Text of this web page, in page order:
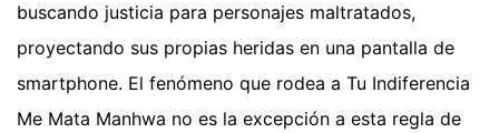
buscando justicia para personajes maltratados,
proyectando sus propias heridas en una pantalla de
smartphone. El fenómeno que rodea a Tu Indiferencia
Me Mata Manhwa no es la excepción a esta regla de